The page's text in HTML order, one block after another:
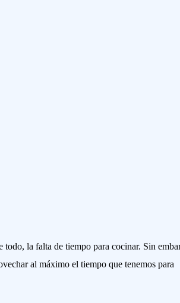
todo, la falta de tiempo para cocinar. Sin
al máximo el tiempo que tenemos para